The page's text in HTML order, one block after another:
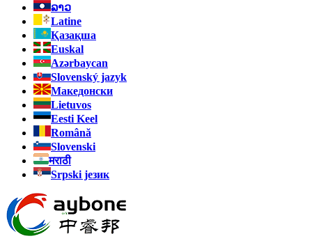
ລາວ
Latine
Қазақша
Euskal
Azərbaycan
Slovenský jazyk
Македонски
Lietuvos
Eesti Keel
Română
Slovenski
मराठी
Srpski језик